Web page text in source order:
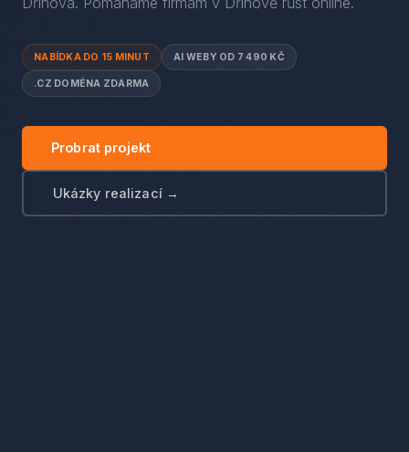
NABÍDKA DO 15 MINUT AI WEBY OD 7 490 KČ
.CZ DOMÉNA ZDARMA
Probrat projekt
Ukázky realizací →